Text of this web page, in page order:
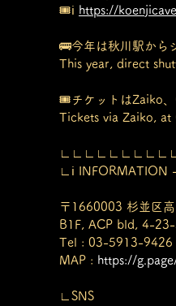
🎟️ℹ️ https://
🚌今年は秋川駅から
This year, direct
🎟️チケットはZaiko、
Tickets via Zaiko, at
∟ℹ️ INFORMATION -
〒1660003 杉並区
B1F, ACP bld, 4-
Tel : 03-5913-9426
MAP : https://
∟SNS